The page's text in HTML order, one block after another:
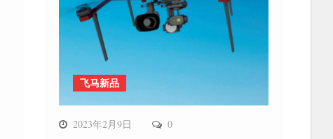
飞马新品
2023年2月9日 0